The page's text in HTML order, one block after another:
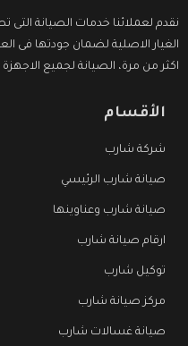
نقدم لعملائنا خدمات الصيانة
الغيار الاصلية لضمان جودتها فى
اكثر من مرة، الصيانة لجميع
الأقسام
شركة شارب
صيانة شارب الرئيسي
صيانة شارب وعناوينها
ارقام صيانة شارب
توكيل شارب
مركز صيانة شارب
صيانة غسالات شارب